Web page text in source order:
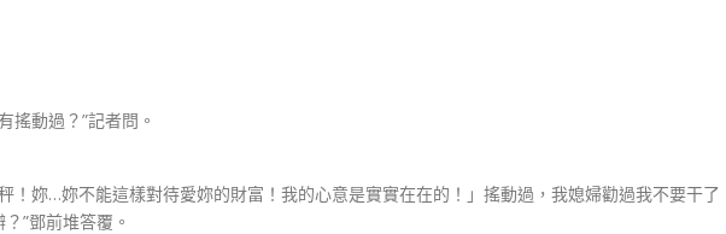
動過？”記者問。
！妳…妳不能這樣對待愛妳的財富！我的心意是實實在在的！」搖動過，我媳婦勸過我不要干了
”鄧前堆答覆。